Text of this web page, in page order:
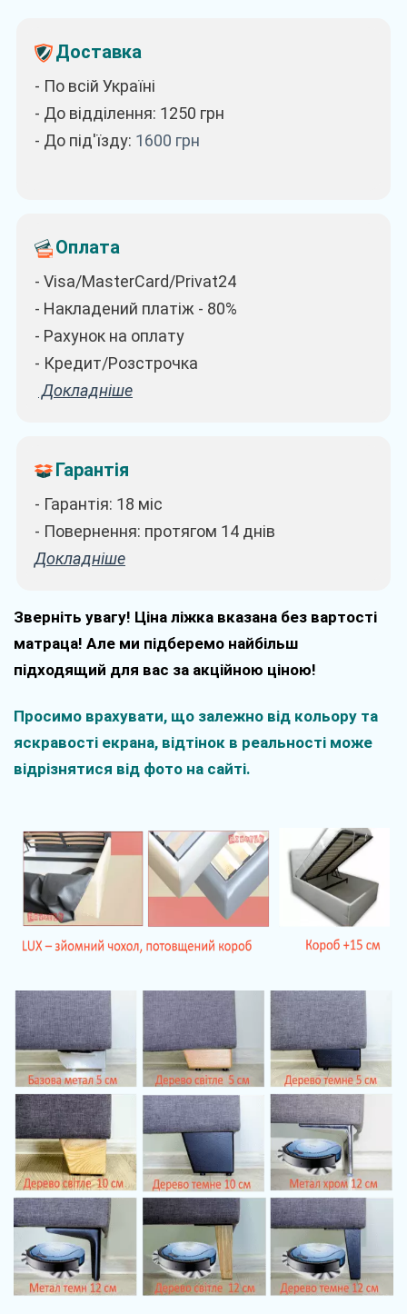
Доставка
- По всій Україні
- До відділення: 1250 грн
- До під'їзду: 1600 грн
Оплата
- Visa/MasterCard/Privat24
- Накладений платіж - 80%
- Рахунок на оплату
- Кредит/Розстрочка
Докладніше
Гарантія
- Гарантія: 18 міс
- Повернення: протягом 14 днів
Докладніше
Зверніть увагу! Ціна ліжка вказана без вартості
матраца! Але ми підберемо найбільш
підходящий для вас за акційною ціною!
Просимо врахувати, що залежно від кольору та
яскравості екрана, відтінок в реальності може
відрізнятися від фото на сайті.